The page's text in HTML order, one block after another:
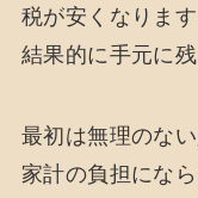
税が安くなります
結果的に手元に
最初は無理のな
家計の負担にな